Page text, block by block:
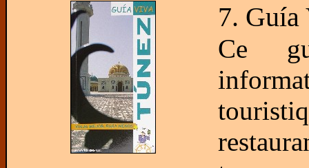
7. Guía
Ce